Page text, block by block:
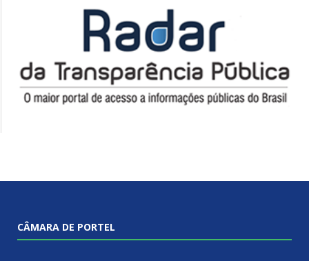
CÂMARA DE PORTEL